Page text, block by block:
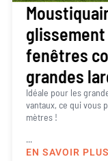
fenêtres
grandes
Idéale pour les
vantaux, ce qui vous
mètres !
...
EN SAVOIR PLUS